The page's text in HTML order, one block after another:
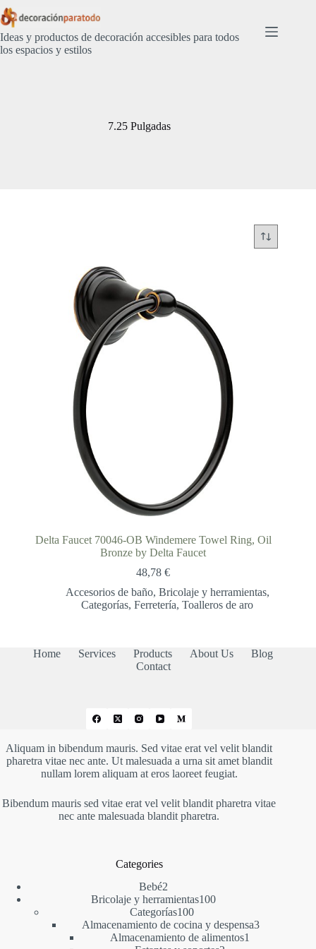
Saltar
al
contenido
Ideas y productos de decoración accesibles para todos
los espacios y estilos
7.25 Pulgadas
Delta Faucet 70046-OB Windemere Towel Ring, Oil
Bronze by Delta Faucet
48,78€
Accesorios de baño, Bricolaje y herramientas,
Categorías,Ferretería,Toalleros de aro
Home Services Products About Us
Blog
Contact
Aliquam in bibendum mauris. Sed vitae erat vel velit blandit
pharetra vitae nec ante. Ut malesuada a urna sit amet blandit
nullam lorem aliquam at eros laoreet feugiat.
Bibendum mauris sed vitae erat vel velit blandit pharetra vitae
nec ante malesuada blandit pharetra.
Categories
Bebé22
productos
Bricolaje y herramientas100100
Categorías100100
productos
Almacenamiento de cocina y despensa33
Almacenamiento de alimentos1